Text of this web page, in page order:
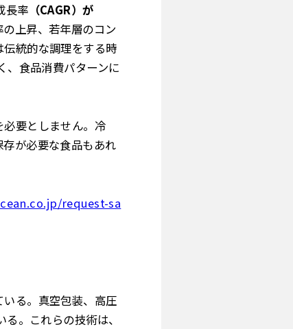
長率 （CAGR）が
上昇、若年層のコン
統的な調理をする時
、食品消費パターンに
要としません。冷
が必要な食品もあれ
request-sa
る。真空包装、高圧
。これらの技術は、